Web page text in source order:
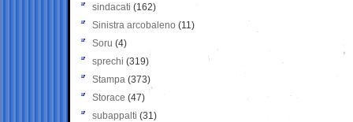
sindacati (162)
Sinistra arcobaleno (11)
Soru (4)
sprechi (319)
Stampa (373)
Storace (47)
subappalti (31)